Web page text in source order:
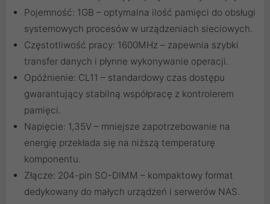
Pojemność: 1GB – optymalna ilość pamięci do obsługi
systemowych procesów w urządzeniach sieciowych.
Częstotliwość pracy: 1600MHz – zapewnia szybki
transfer danych i płynne wykonywanie operacji.
Opóźnienie: CL11 – standardowy czas dostępu
gwarantujący stabilną współpracę z kontrolerem
pamięci.
Napięcie: 1,35V – mniejsze zapotrzebowanie na
energię przekłada się na niższą temperaturę
komponentu.
Złącze: 204-pin SO-DIMM – kompaktowy format
dedykowany do małych urządzeń i serwerów NAS.